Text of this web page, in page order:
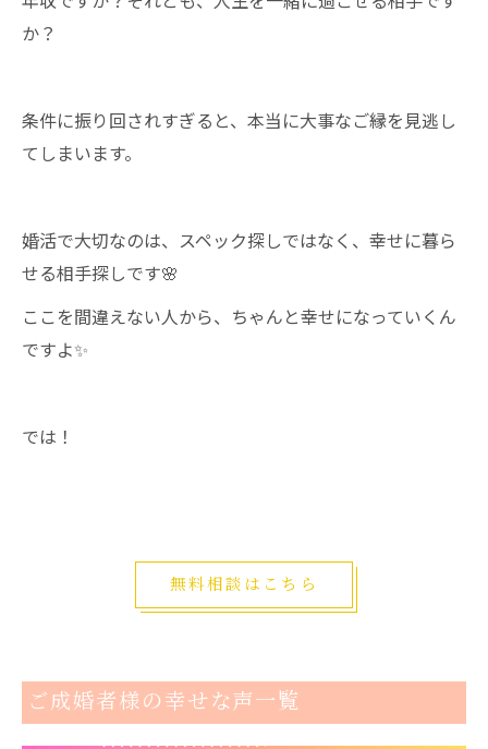
か？
条件に振り回されすぎると、本当に大事なご縁を見逃し
てしまいます。
婚活で大切なのは、スペック探しではなく、幸せに暮ら
せる相手探しです🌸
ここを間違えない人から、ちゃんと幸せになっていくん
ですよ✨
では！
無料相談はこちら
ご成婚者様の幸せな声一覧